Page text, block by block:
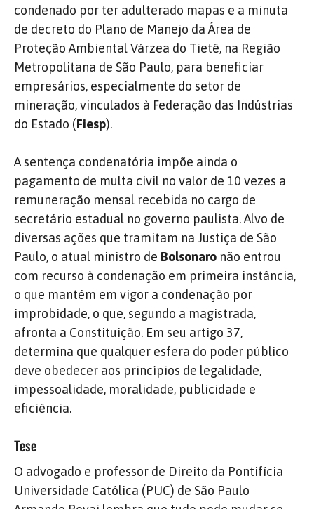
condenado por ter adulterado mapas e a minuta
de decreto do Plano de Manejo da Área de
Proteção Ambiental Várzea do Tietê, na Região
Metropolitana de São Paulo, para beneficiar
empresários, especialmente do setor de
mineração, vinculados à Federação das Indústrias
do Estado (Fiesp).
A sentença condenatória impõe ainda o
pagamento de multa civil no valor de 10 vezes a
remuneração mensal recebida no cargo de
secretário estadual no governo paulista. Alvo de
diversas ações que tramitam na Justiça de São
Paulo, o atual ministro de Bolsonaro não entrou
com recurso à condenação em primeira instância,
o que mantém em vigor a condenação por
improbidade, o que, segundo a magistrada,
afronta a Constituição. Em seu artigo 37,
determina que qualquer esfera do poder público
deve obedecer aos princípios de legalidade,
impessoalidade, moralidade, publicidade e
eficiência.
Tese
O advogado e professor de Direito da Pontifícia
Universidade Católica (PUC) de São Paulo